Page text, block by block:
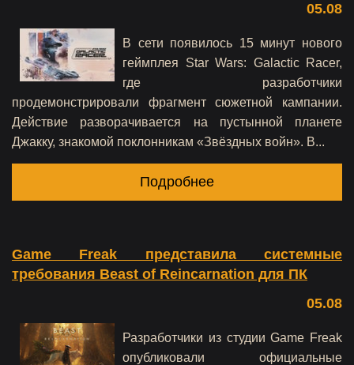
05.08
В сети появилось 15 минут нового
геймплея Star Wars: Galactic Racer,
где разработчики
продемонстрировали фрагмент сюжетной кампании.
Действие разворачивается на пустынной планете
Джакку, знакомой поклонникам «Звёздных войн». В...
Подробнее
Game Freak представила системные
требования Beast of Reincarnation для ПК
05.08
Разработчики из студии Game Freak
опубликовали официальные